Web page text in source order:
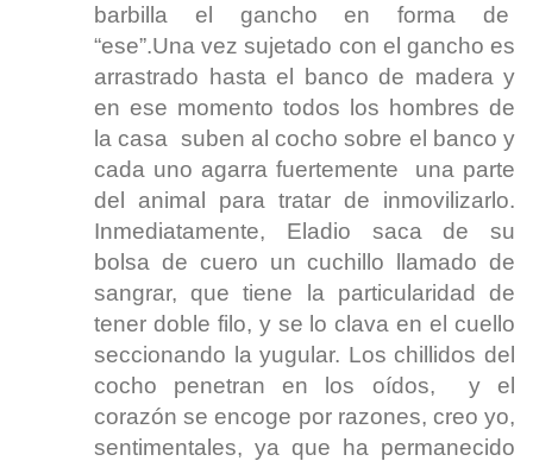
barbilla el gancho en forma de
“ese”.Una vez sujetado con el gancho es
arrastrado hasta el banco de madera y
en ese momento todos los hombres de
la casa suben al cocho sobre el banco y
cada uno agarra fuertemente una parte
del animal para tratar de inmovilizarlo.
Inmediatamente, Eladio saca de su
bolsa de cuero un cuchillo llamado de
sangrar, que tiene la particularidad de
tener doble filo, y se lo clava en el cuello
seccionando la yugular. Los chillidos del
cocho penetran en los oídos, y el
corazón se encoge por razones, creo yo,
sentimentales, ya que ha permanecido